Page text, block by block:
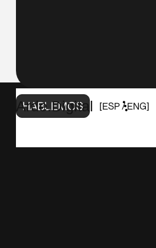
Arde.Digital [ESP/ENG]
HABLEMOS